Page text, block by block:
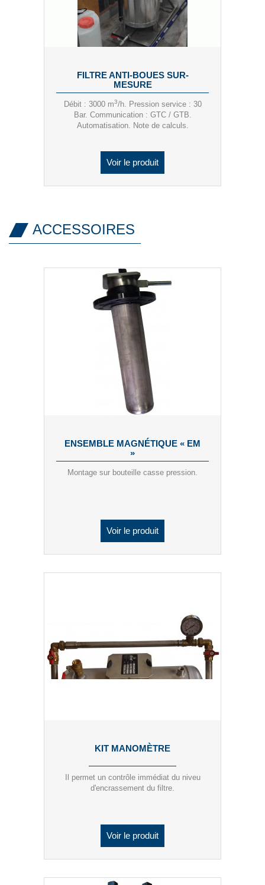
FILTRE ANTI-BOUES SUR-
MESURE
Débit : 3000 m3/h. Pression service : 30
Bar. Communication : GTC / GTB.
Automatisation. Note de calculs.
Voir le produit
ACCESSOIRES
ENSEMBLE MAGNÉTIQUE « EM
»
Montage sur bouteille casse pression.
Voir le produit
KIT MANOMÈTRE
Il permet un contrôle immédiat du niveu
d'encrassement du filtre.
Voir le produit